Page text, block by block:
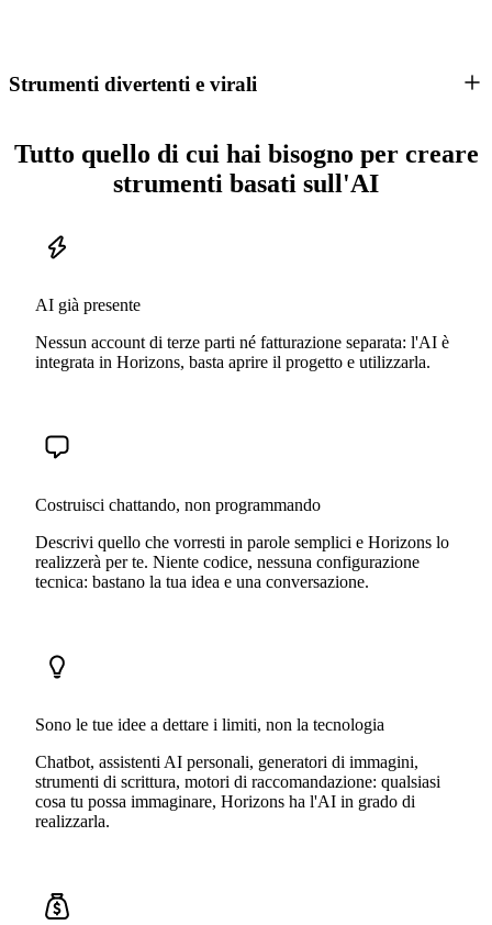
Strumenti divertenti e virali
Tutto quello di cui hai bisogno per creare
strumenti basati sull'AI
AI già presente
Nessun account di terze parti né fatturazione separata: l'AI è
integrata in Horizons, basta aprire il progetto e utilizzarla.
Costruisci chattando, non programmando
Descrivi quello che vorresti in parole semplici e Horizons lo
realizzerà per te. Niente codice, nessuna configurazione
tecnica: bastano la tua idea e una conversazione.
Sono le tue idee a dettare i limiti, non la tecnologia
Chatbot, assistenti AI personali, generatori di immagini,
strumenti di scrittura, motori di raccomandazione: qualsiasi
cosa tu possa immaginare, Horizons ha l'AI in grado di
realizzarla.